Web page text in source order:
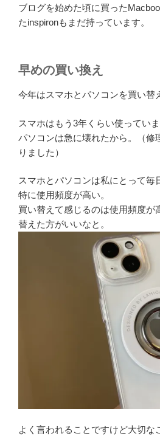
ブログを始めた頃に買った
たinspironもまだ持っています。
早めの買い換え
今年はスマホとパソコンを買い替
スマホはもう3年くらい使っていま
パソコンは急に壊れたから。（修
りました）
スマホとパソコンは私にとって毎
特に使用頻度が高い。
買い替えて感じるのは使用頻度が
替えた方がいいなと。
よく言われることですけど大切な